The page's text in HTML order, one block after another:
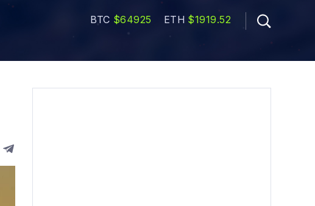
BTC $64925 ETH $1919.52